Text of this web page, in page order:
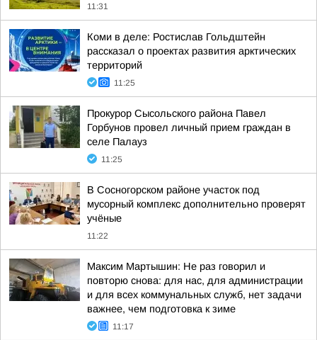
11:31
Коми в деле: Ростислав Гольдштейн
рассказал о проектах развития арктических
территорий
11:25
Прокурор Сысольского района Павел
Горбунов провел личный прием граждан в
селе Палауз
11:25
В Сосногорском районе участок под
мусорный комплекс дополнительно проверят
учёные
11:22
Максим Мартышин: Не раз говорил и
повторю снова: для нас, для администрации
и для всех коммунальных служб, нет задачи
важнее, чем подготовка к зиме
11:17